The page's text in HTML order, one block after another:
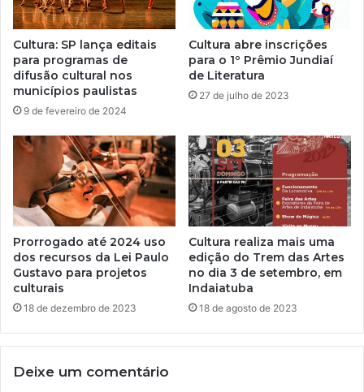
Cultura: SP lança editais
para programas de
difusão cultural nos
municípios paulistas
9 de fevereiro de 2024
Cultura abre inscrições
para o 1º Prêmio Jundiaí
de Literatura
27 de julho de 2023
Prorrogado até 2024 uso
dos recursos da Lei Paulo
Gustavo para projetos
culturais
18 de dezembro de 2023
Cultura realiza mais uma
edição do Trem das Artes
no dia 3 de setembro, em
Indaiatuba
18 de agosto de 2023
Deixe um comentário